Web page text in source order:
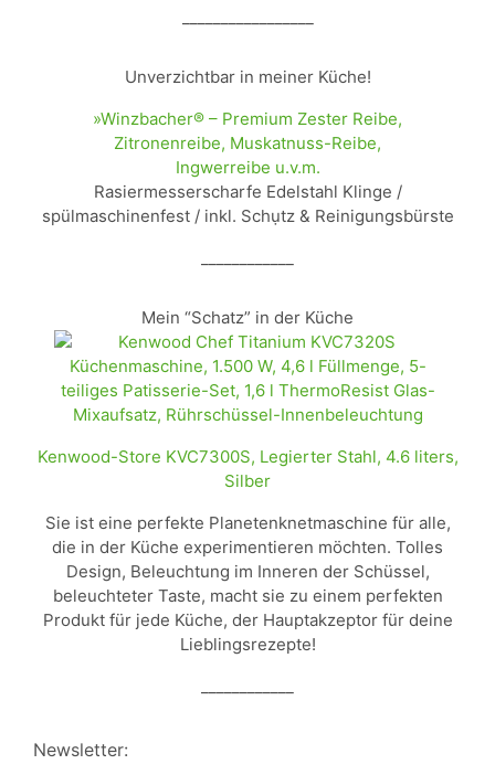
Unverzichtbar in meiner Küche!
»Winzbacher® – Premium Zester Reibe,
Zitronenreibe, Muskatnuss-Reibe,
Ingwerreibe u.v.m.
Rasiermesserscharfe Edelstahl Klinge /
spülmaschinenfest / inkl. Schụtz & Reinigungsbürste
Mein “Schatz” in der Küche
Kenwood-Store KVC7300S, Legierter Stahl, 4.6 liters,
Silber
Sie ist eine perfekte Planetenknetmaschine für alle,
die in der Küche experimentieren möchten. Tolles
Design, Beleuchtung im Inneren der Schüssel,
beleuchteter Taste, macht sie zu einem perfekten
Produkt für jede Küche, der Hauptakzeptor für deine
Lieblingsrezepte!
Newsletter: